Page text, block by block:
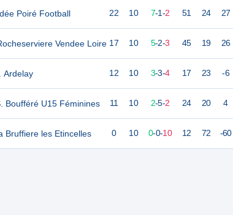
Poiré Football
Vendee Loire
Ardelay
Boufféré U15 Féminines
Bruffiere les Etincelles
22 10 7-1-2 51 24 27
17 10 5-2-3 45 19 26
12 10 3-3-4 17 23 -6
11 10 2-5-2 24 20 4
0 10 0-0-10 12 72 -60